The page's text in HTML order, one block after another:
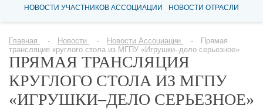
НОВОСТИ УЧАСТНИКОВ АССОЦИАЦИИ
НОВОСТИ ОТРАСЛИ
Главная Новости Новости Ассоциации
Прямая
трансляция круглого стола из МГПУ «Игрушки–дело серьезное»
ПРЯМАЯ ТРАНСЛЯЦИЯ
КРУГЛОГО СТОЛА ИЗ МГПУ
«ИГРУШКИ–ДЕЛО СЕРЬЕЗНОЕ»